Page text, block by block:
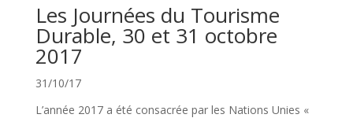
Les Journées du Tourisme
Durable, 30 et 31 octobre
2017
31/10/17
L’année 2017 a été consacrée par les Nations Unies «